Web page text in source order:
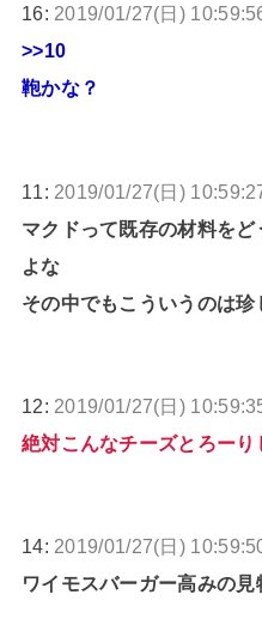
16: 2019/01/27(日)
>>10
鞄かな？
11: 2019/01/27(日)
マクドって既存の材料を
よな
その中でもこういうのは
12: 2019/01/27(日)
絶対こんなチーズとろーり
14: 2019/01/27(日)
ワイモスバーガー高みの見